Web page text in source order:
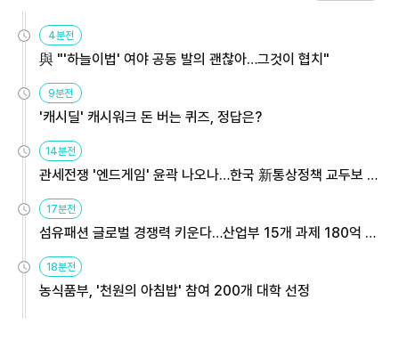
4분전
與 "'하늘이법' 여야 공동 발의 괜찮아…그것이 협치"
9분전
'캐시딜' 캐시워크 돈 버는 퀴즈, 정답은?
14분전
관세전쟁 '엔드게임' 윤곽 나오나…한국 新통상정책 교두보 활
17분전
섬유패션 글로벌 경쟁력 키운다…산업부 15개 과제 180억 지
18분전
농식품부, '천원의 아침밥' 참여 200개 대학 선정